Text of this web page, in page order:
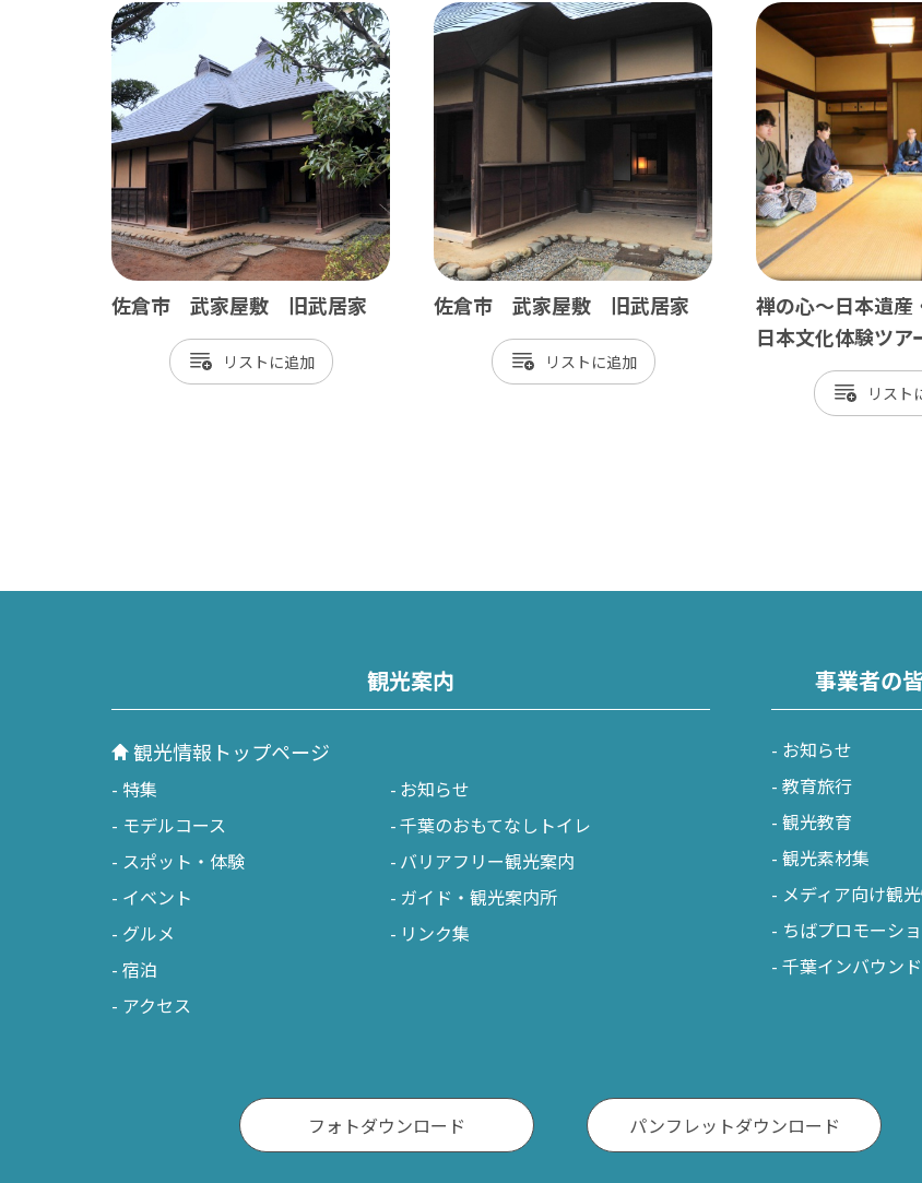
佐倉市 武家屋敷 旧武居家
リスト
佐倉市 武家屋敷 旧武居家
リスト
禅の心～日本遺産
日本文化体験ツア
リスト
観光案内
観光情報トップページ
特集
モデルコース
スポット・体験
イベント
グルメ
宿泊
アクセス
お知らせ
千葉のおもてなしトイレ
バリアフリー観光案内
ガイド・観光案内所
リンク集
事業者の
お知らせ
教育旅行
観光教育
観光素材集
メディア向け観
ちばプロモーシ
千葉インバウン
フォトダウンロード パンフレットダウンロード